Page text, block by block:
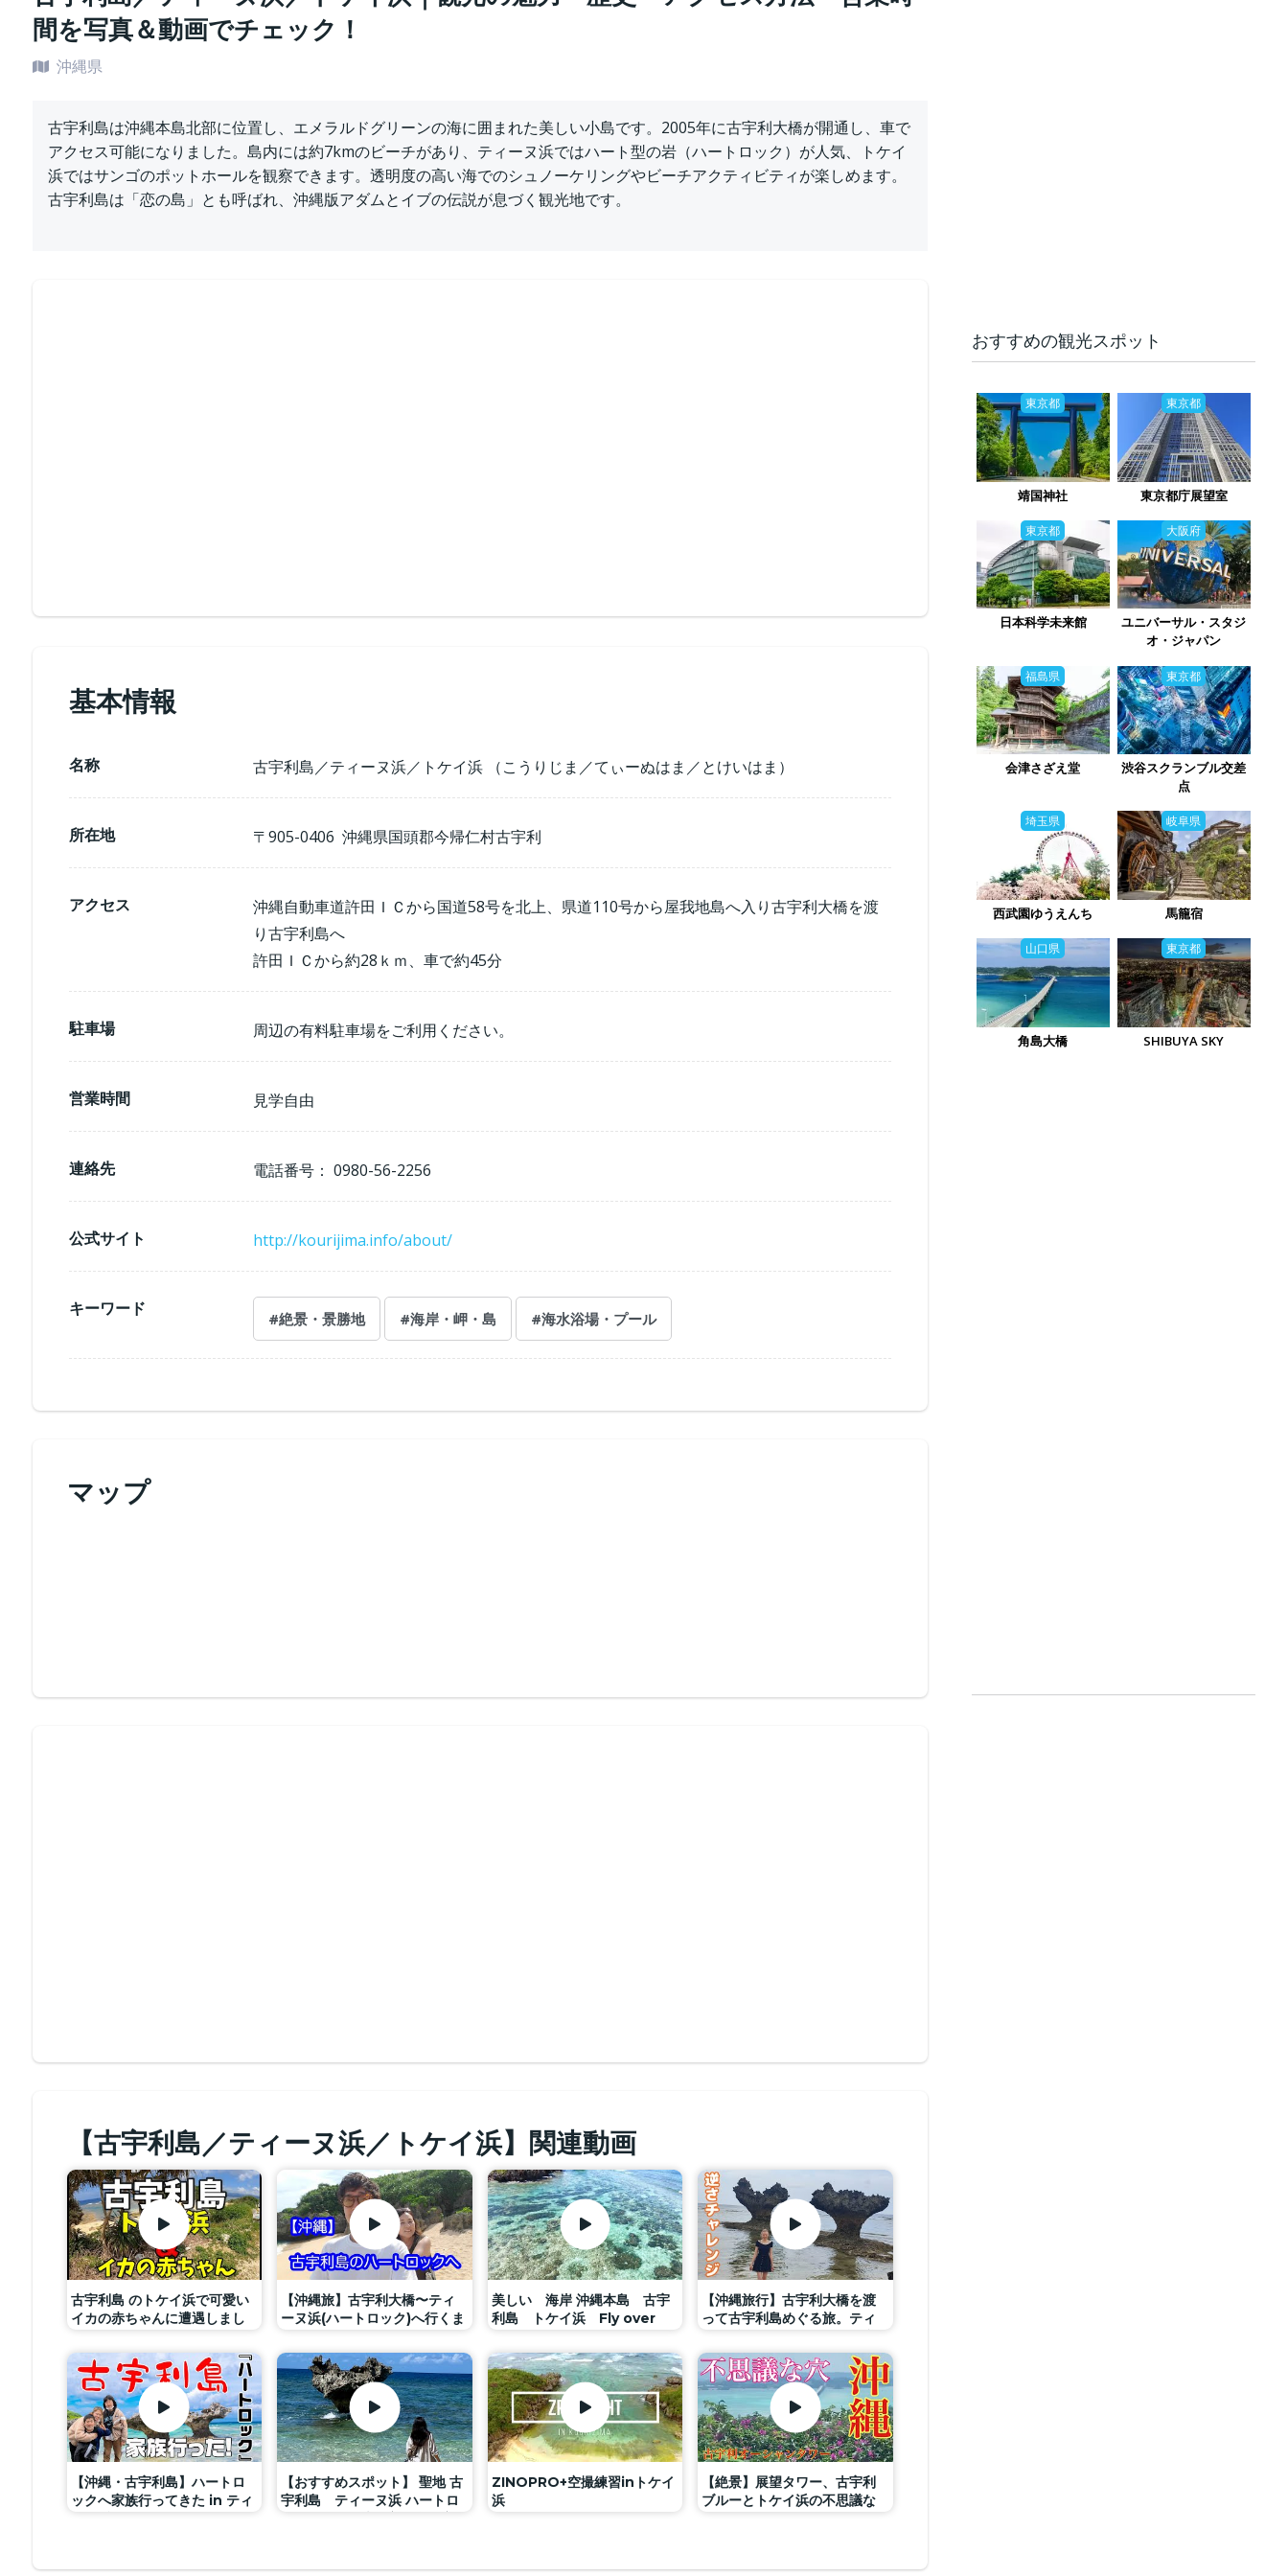
間を写真＆動画でチェック！
沖縄県
古宇利島は沖縄本島北部に位置し、エメラルドグリーンの海に囲まれた美しい小島です。2005年に古宇利大橋が開通し、車で
アクセス可能になりました。島内には約7kmのビーチがあり、ティーヌ浜ではハート型の岩（ハートロック）が人気、トケイ
浜ではサンゴのポットホールを観察できます。透明度の高い海でのシュノーケリングやビーチアクティビティが楽しめます。
古宇利島は「恋の島」とも呼ばれ、沖縄版アダムとイブの伝説が息づく観光地です。
基本情報
名称 古宇利島／ティーヌ浜／トケイ浜 （こうりじま／てぃーぬはま／とけいはま）
所在地 〒905-0406 沖縄県国頭郡今帰仁村古宇利
アクセス
沖縄自動車道許田ＩＣから国道58号を北上、県道110号から屋我地島へ入り古宇利大橋を渡
り古宇利島へ
許田ＩＣから約28ｋｍ、車で約45分
駐車場 周辺の有料駐車場をご利用ください。
営業時間 見学自由
連絡先 電話番号： 0980-56-2256
公式サイト http://kourijima.info/about/
キーワード
#絶景・景勝地 #海岸・岬・島 #海水浴場・プール
マップ
【古宇利島／ティーヌ浜／トケイ浜】関連動画
古宇利島 のトケイ浜で可愛い
イカの赤ちゃんに遭遇しまし
【沖縄旅】古宇利大橋〜ティ
ーヌ浜(ハートロック)へ行くま
美しい 海岸 沖縄本島 古宇
利島 トケイ浜 Fly over
Sound リアルタイム の 素
敵 な 環境音
【沖縄旅行】古宇利大橋を渡
って古宇利島めぐる旅。ティ
さハートチャレンジ
【沖縄・古宇利島】ハートロ
ックへ家族行ってきた in ティ
【おすすめスポット】 聖地 古
宇利島 ティーヌ浜 ハートロ
ZINOPRO+空撮練習inトケイ
浜
【絶景】展望タワー、古宇利
ブルーとトケイ浜の不思議な
おすすめの観光スポット
東京都
靖国神社
東京都
東京都庁展望室
東京都
日本科学未来館
大阪府
ユニバーサル・スタジ
オ・ジャパン
福島県
会津さざえ堂
東京都
渋谷スクランブル交差
点
埼玉県
西武園ゆうえんち
岐阜県
馬籠宿
山口県
角島大橋
東京都
SHIBUYA SKY